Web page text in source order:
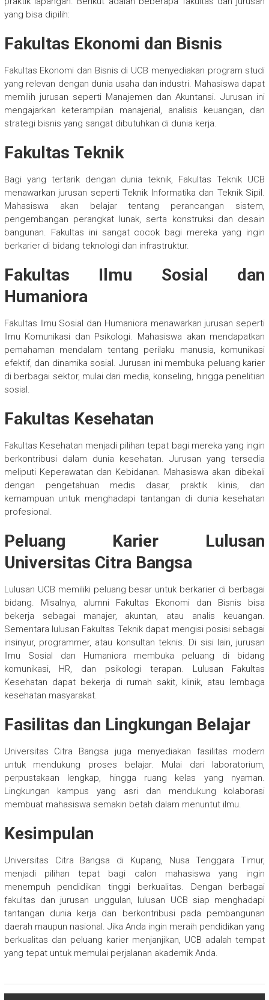
yang bisa dipilih:
Fakultas Ekonomi dan Bisnis
Fakultas Ekonomi dan Bisnis di UCB menyediakan program studi
yang relevan dengan dunia usaha dan industri. Mahasiswa dapat
memilih jurusan seperti Manajemen dan Akuntansi. Jurusan ini
mengajarkan keterampilan manajerial, analisis keuangan, dan
strategi bisnis yang sangat dibutuhkan di dunia kerja.
Fakultas Teknik
Bagi yang tertarik dengan dunia teknik, Fakultas Teknik UCB
menawarkan jurusan seperti Teknik Informatika dan Teknik Sipil.
Mahasiswa akan belajar tentang perancangan sistem,
pengembangan perangkat lunak, serta konstruksi dan desain
bangunan. Fakultas ini sangat cocok bagi mereka yang ingin
berkarier di bidang teknologi dan infrastruktur.
Fakultas Ilmu Sosial dan
Humaniora
Fakultas Ilmu Sosial dan Humaniora menawarkan jurusan seperti
Ilmu Komunikasi dan Psikologi. Mahasiswa akan mendapatkan
pemahaman mendalam tentang perilaku manusia, komunikasi
efektif, dan dinamika sosial. Jurusan ini membuka peluang karier
di berbagai sektor, mulai dari media, konseling, hingga penelitian
sosial.
Fakultas Kesehatan
Fakultas Kesehatan menjadi pilihan tepat bagi mereka yang ingin
berkontribusi dalam dunia kesehatan. Jurusan yang tersedia
meliputi Keperawatan dan Kebidanan. Mahasiswa akan dibekali
dengan pengetahuan medis dasar, praktik klinis, dan
kemampuan untuk menghadapi tantangan di dunia kesehatan
profesional.
Peluang Karier Lulusan
Universitas Citra Bangsa
Lulusan UCB memiliki peluang besar untuk berkarier di berbagai
bidang. Misalnya, alumni Fakultas Ekonomi dan Bisnis bisa
bekerja sebagai manajer, akuntan, atau analis keuangan.
Sementara lulusan Fakultas Teknik dapat mengisi posisi sebagai
insinyur, programmer, atau konsultan teknis. Di sisi lain, jurusan
Ilmu Sosial dan Humaniora membuka peluang di bidang
komunikasi, HR, dan psikologi terapan. Lulusan Fakultas
Kesehatan dapat bekerja di rumah sakit, klinik, atau lembaga
kesehatan masyarakat.
Fasilitas dan Lingkungan Belajar
Universitas Citra Bangsa juga menyediakan fasilitas modern
untuk mendukung proses belajar. Mulai dari laboratorium,
perpustakaan lengkap, hingga ruang kelas yang nyaman.
Lingkungan kampus yang asri dan mendukung kolaborasi
membuat mahasiswa semakin betah dalam menuntut ilmu.
Kesimpulan
Universitas Citra Bangsa di Kupang, Nusa Tenggara Timur,
menjadi pilihan tepat bagi calon mahasiswa yang ingin
menempuh pendidikan tinggi berkualitas. Dengan berbagai
fakultas dan jurusan unggulan, lulusan UCB siap menghadapi
tantangan dunia kerja dan berkontribusi pada pembangunan
daerah maupun nasional. Jika Anda ingin meraih pendidikan yang
berkualitas dan peluang karier menjanjikan, UCB adalah tempat
yang tepat untuk memulai perjalanan akademik Anda.